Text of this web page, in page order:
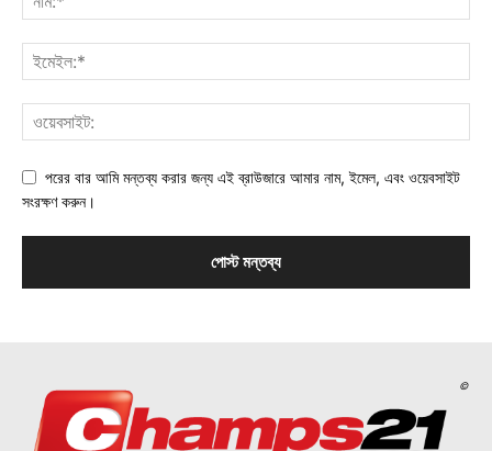
পরের বার আমি মন্তব্য করার জন্য এই ব্রাউজারে আমার নাম, ইমেল, এবং ওয়েবসাইট
সংরক্ষণ করুন।
©